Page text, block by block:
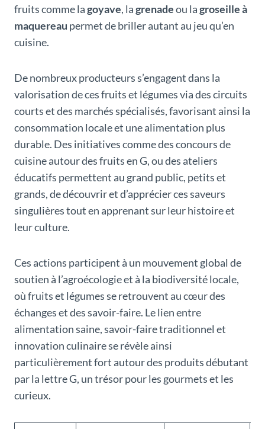
fruits comme lagoyave, lagrenadeou lagroseille à
maquereau permet de briller autant au jeu qu’en
cuisine.
De nombreux producteurs s’engagent dans la
valorisation de ces fruits et légumes via des circuits
courts et des marchés spécialisés, favorisant ainsi la
consommation locale et une alimentation plus
durable. Des initiatives comme des concours de
cuisine autour des fruits en G, ou des ateliers
éducatifs permettent au grand public, petits et
grands, de découvrir et d’apprécier ces saveurs
singulières tout en apprenant sur leur histoire et
leur culture.
Ces actions participent à un mouvement global de
soutien à l’agroécologie et à la biodiversité locale,
où fruits et légumes se retrouvent au cœur des
échanges et des savoir-faire. Le lien entre
alimentation saine, savoir-faire traditionnel et
innovation culinaire se révèle ainsi
particulièrement fort autour des produits débutant
par la lettre G, un trésor pour les gourmets et les
curieux.